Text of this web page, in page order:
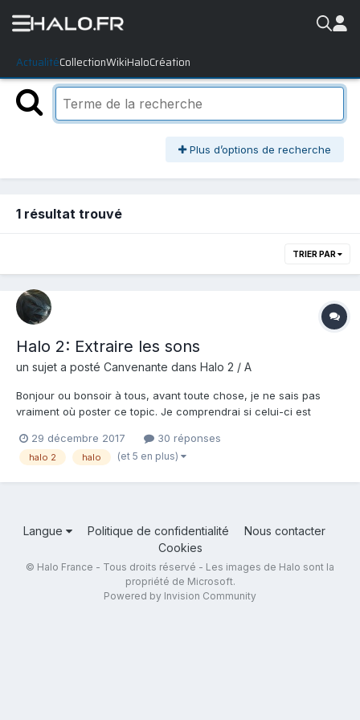
ActualitéCollectionWikiHaloCréation
Plus d’options de recherche
1 résultat trouvé
TRIER PAR
Halo 2: Extraire les sons
un sujet a posté Canvenante dans Halo 2 / A
Bonjour ou bonsoir à tous, avant toute chose, je ne sais pas
vraiment où poster ce topic. Je comprendrai si celui-ci est
l'aide. Je suis fondateur d'une communauté, dont je ne citerai
pas le nom pour éviter la pub, et je créer de...
29 décembre 2017 30 réponses
halo 2 halo (et 5 en plus)
Langue Politique de confidentialité
Nous contacter
Cookies
© Halo France - Tous droits réservé - Les images de Halo sont la
propriété de Microsoft.
Powered by Invision Community